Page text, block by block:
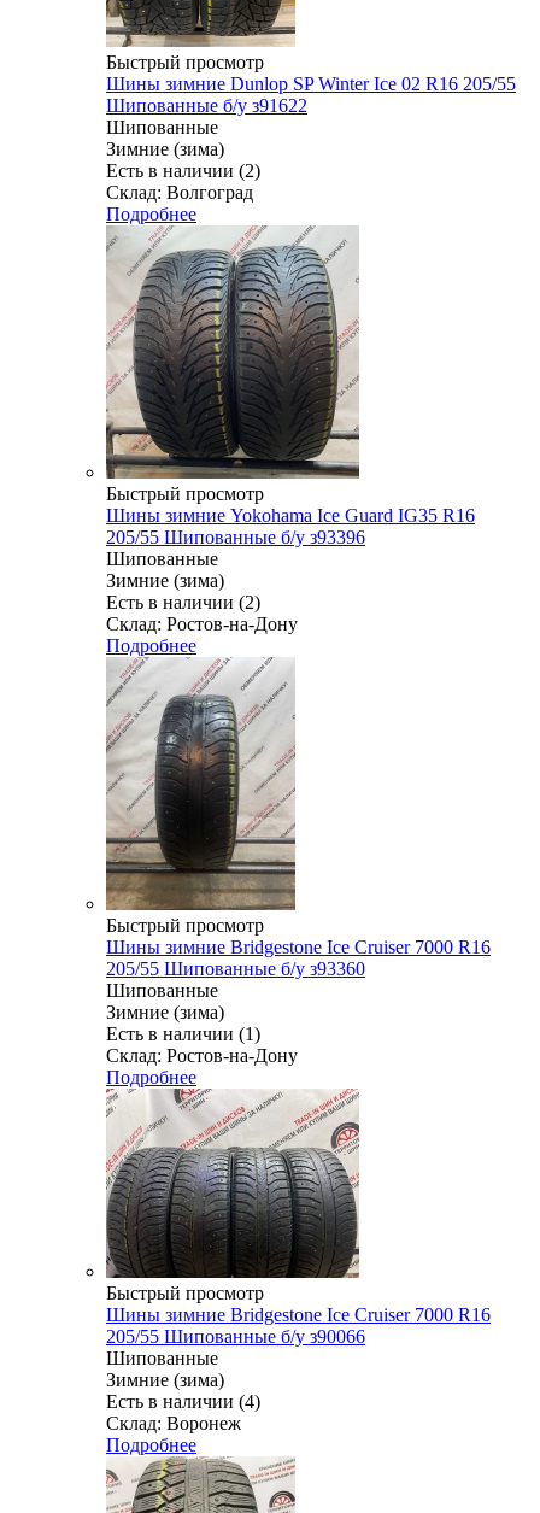
Быстрый просмотр
Шины зимние Dunlop SP Winter Ice 02 R16 205/55
Шипованные б/у з91622
Шипованные
Зимние (зима)
Есть в наличии (2)
Склад: Волгоград
Подробнее
Быстрый просмотр
Шины зимние Yokohama Ice Guard IG35 R16
205/55 Шипованные б/у з93396
Шипованные
Зимние (зима)
Есть в наличии (2)
Склад: Ростов-на-Дону
Подробнее
Быстрый просмотр
Шины зимние Bridgestone Ice Cruiser 7000 R16
205/55 Шипованные б/у з93360
Шипованные
Зимние (зима)
Есть в наличии (1)
Склад: Ростов-на-Дону
Подробнее
Быстрый просмотр
Шины зимние Bridgestone Ice Cruiser 7000 R16
205/55 Шипованные б/у з90066
Шипованные
Зимние (зима)
Есть в наличии (4)
Склад: Воронеж
Подробнее